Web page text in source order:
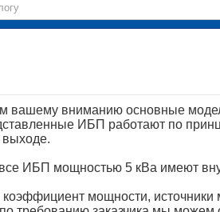
вашему вниманию основные
ИБП работают по
выходе.
все ИБП мощностью 5 кВа имеют
мощности, источники